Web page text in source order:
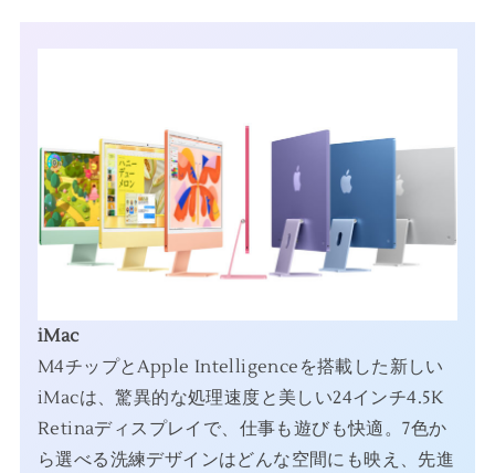
iMac
M4チップとApple Intelligenceを搭載した新しい
iMacは、驚異的な処理速度と美しい24インチ4.5K
Retinaディスプレイで、仕事も遊びも快適。7色か
ら選べる洗練デザインはどんな空間にも映え、先進